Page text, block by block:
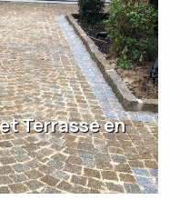
Terrasse en